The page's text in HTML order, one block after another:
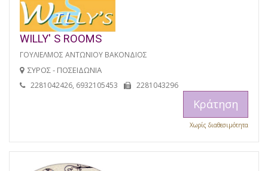
WILLY' S ROOMS
ΓΟΥΛΙΕΛΜΟΣ ΑΝΤΩΝΙΟΥ ΒΑΚΟΝΔΙΟΣ
ΣΥΡΟΣ - ΠΟΣΕΙΔΩΝΙΑ
2281042426, 6932105453 2281043296
Κράτηση
Χωρίς διαθεσιμότητα